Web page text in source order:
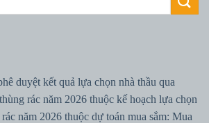
duyệt kết quả lựa chọn nhà thầu qua
rác năm 2026 thuộc kế hoạch lựa chọn
năm 2026 thuộc dự toán mua sắm: Mua